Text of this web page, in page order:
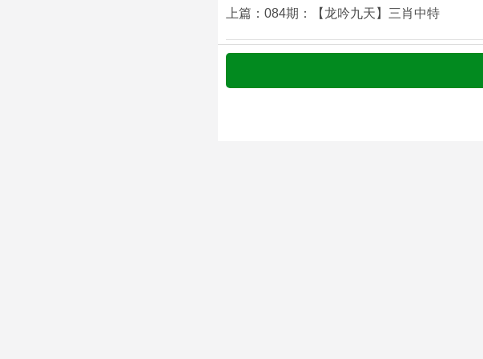
上篇：084期：【龙吟九天】三肖中特